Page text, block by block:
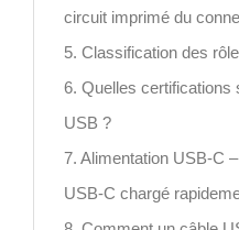
circuit imprimé du
5. Classification des
6. Quelles certifications
USB ?
7. Alimentation USB-C
USB-C chargé